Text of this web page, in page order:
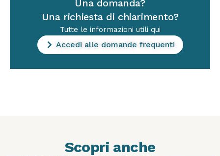
Una domanda?
Una richiesta di chiarimento?
Tutte le informazioni utili qui
Accedi alle domande frequenti
Scopri anche